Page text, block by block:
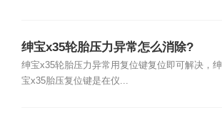
绅宝x35轮胎压力异常怎么消除?
绅宝x35轮胎压力异常用复位键复位即可解决，绅
宝x35胎压复位键是在仪...